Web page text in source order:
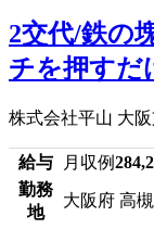
2交代/鉄の
チを押すだ
株式会社平山 大
給与 月収例
勤務
地
大阪府 高